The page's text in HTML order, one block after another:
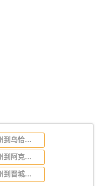
扬州到乌恰物流公司-货运专线往返运输「天天发车」
广州到阿克苏物流专线，广州到新疆阿克苏货运公司
广州到晋城物流专线.广州到晋城货运公司